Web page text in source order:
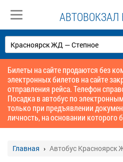
АВТОВОКЗАЛ
Билеты на сайте продаются без
электронных билетов на сайте
отправления рейса. Телефон
Посадка в автобус по
только при предъявлении
личность, на основании
Главная Автобус Красноярск